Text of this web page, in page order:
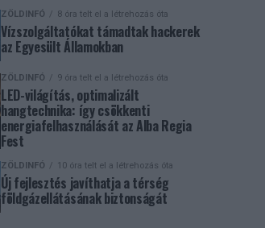
ZÖLDINFÓ 8 óra telt el a létrehozás óta
Vízszolgáltatókat támadtak hackerek
az Egyesült Államokban
ZÖLDINFÓ 9 óra telt el a létrehozás óta
LED-világítás, optimalizált
hangtechnika: így csökkenti
energiafelhasználását az Alba Regia
Fest
ZÖLDINFÓ 10 óra telt el a létrehozás óta
Új fejlesztés javíthatja a térség
földgázellátásának biztonságát